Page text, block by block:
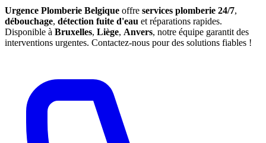
Urgence Plomberie Belgique offre services plomberie 24/7,
débouchage, détection fuite d'eau et réparations rapides.
Disponible à Bruxelles, Liège, Anvers, notre équipe garantit des
interventions urgentes. Contactez-nous pour des solutions fiables !